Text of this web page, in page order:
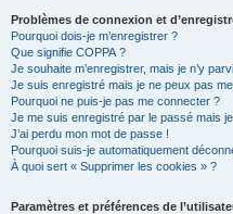
Problèmes de connexion et
Pourquoi dois-je m’enregistrer ?
Que signifie COPPA ?
Je souhaite m’enregistrer, mais je n’y
Je suis enregistré mais je ne peux pas
Pourquoi ne puis-je pas me connecter ?
Je me suis enregistré par le passé mais
J’ai perdu mon mot de passe !
Pourquoi suis-je automatiquement
À quoi sert « Supprimer les cookies » ?
Paramètres et préférences de